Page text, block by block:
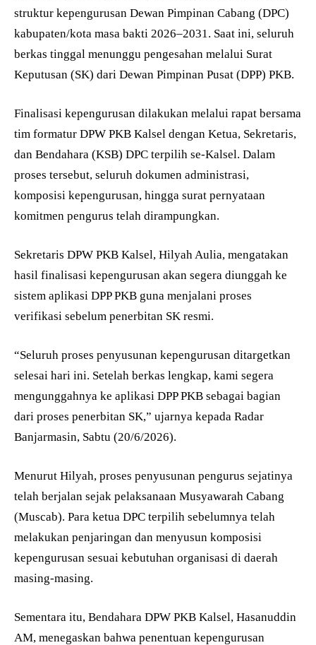
struktur kepengurusan Dewan Pimpinan Cabang (DPC)
kabupaten/kota masa bakti 2026–2031. Saat ini, seluruh
berkas tinggal menunggu pengesahan melalui Surat
Keputusan (SK) dari Dewan Pimpinan Pusat (DPP) PKB.
Finalisasi kepengurusan dilakukan melalui rapat bersama
tim formatur DPW PKB Kalsel dengan Ketua, Sekretaris,
dan Bendahara (KSB) DPC terpilih se-Kalsel. Dalam
proses tersebut, seluruh dokumen administrasi,
komposisi kepengurusan, hingga surat pernyataan
komitmen pengurus telah dirampungkan.
Sekretaris DPW PKB Kalsel, Hilyah Aulia, mengatakan
hasil finalisasi kepengurusan akan segera diunggah ke
sistem aplikasi DPP PKB guna menjalani proses
verifikasi sebelum penerbitan SK resmi.
“Seluruh proses penyusunan kepengurusan ditargetkan
selesai hari ini. Setelah berkas lengkap, kami segera
mengunggahnya ke aplikasi DPP PKB sebagai bagian
dari proses penerbitan SK,” ujarnya kepada Radar
Banjarmasin, Sabtu (20/6/2026).
Menurut Hilyah, proses penyusunan pengurus sejatinya
telah berjalan sejak pelaksanaan Musyawarah Cabang
(Muscab). Para ketua DPC terpilih sebelumnya telah
melakukan penjaringan dan menyusun komposisi
kepengurusan sesuai kebutuhan organisasi di daerah
masing-masing.
Sementara itu, Bendahara DPW PKB Kalsel, Hasanuddin
AM, menegaskan bahwa penentuan kepengurusan